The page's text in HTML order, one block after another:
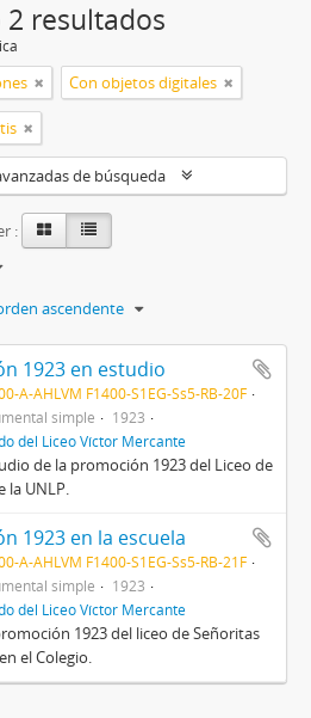
resultados
Con objetos digitales
de búsqueda
:
ascendente
1923 en estudio
A-AHLVM F1400-S1EG-Ss5-RB-20F
simple
1923
del Liceo Víctor Mercante
de la promoción 1923 del Liceo de
la UNLP.
1923 en la escuela
A-AHLVM F1400-S1EG-Ss5-RB-21F
simple
1923
del Liceo Víctor Mercante
1923 del liceo de Señoritas
el Colegio.